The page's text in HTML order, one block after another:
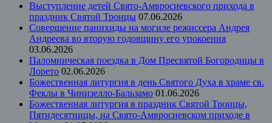
Выступление детей Свято-Амвросиевского прихода в
праздник Святой Троицы 07.06.2026
Совершение панихиды на могиле режиссера Андрея
Андреева во вторую годовщину его упокоения
03.06.2026
Паломническая поездка в Дом Пресвятой Богородицы в
Лорето 02.06.2026
Божественная литургия в день Святого Духа в храме св.
Феклы в Чинизелло-Бальзамо 01.06.2026
Божественная литургия в праздник Святой Троицы,
Пятидесятницы, на Свято-Амвросиевском приходе в